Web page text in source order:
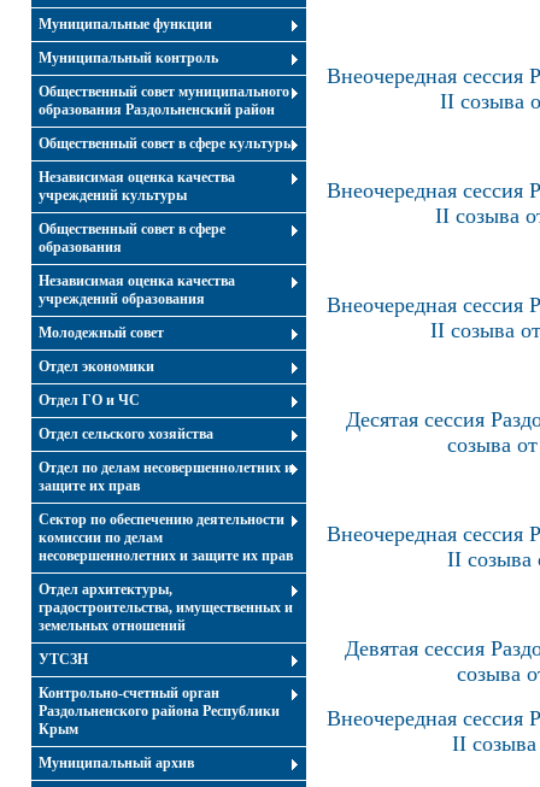
Муниципальные функции
Муниципальный контроль
Общественный совет муниципального
образования Раздольненский район
Общественный совет в сфере культуры
Независимая оценка качества
учреждений культуры
Общественный совет в сфере
образования
Независимая оценка качества
учреждений образования
Молодежный совет
Отдел экономики
Отдел ГО и ЧС
Отдел сельского хозяйства
Отдел по делам несовершеннолетних и
защите их прав
Сектор по обеспечению деятельности
комиссии по делам
несовершеннолетних и защите их прав
Отдел архитектуры,
градостроительства, имущественных и
земельных отношений
УТСЗН
Контрольно-счетный орган
Раздольненского района Республики
Крым
Муниципальный архив
Внеочередная сессия
II созыва
Внеочередная сессия
II созыва
Внеочередная сессия
II созыва
Десятая сессия
созыва
Внеочередная сессия
II созыва
Девятая сессия
созыва
Внеочередная сессия
II